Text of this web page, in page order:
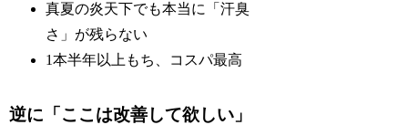
真夏の炎天下でも本当に「汗臭
さ」が残らない
1本半年以上もち、コスパ最高
逆に「ここは改善して欲しい」